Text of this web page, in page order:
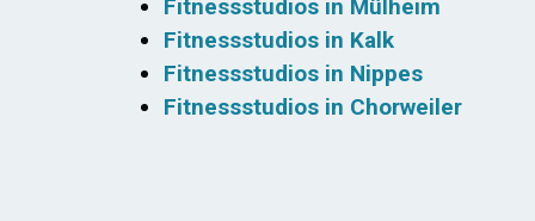
Fitnessstudios in Mülheim
Fitnessstudios in Kalk
Fitnessstudios in Nippes
Fitnessstudios in Chorweiler